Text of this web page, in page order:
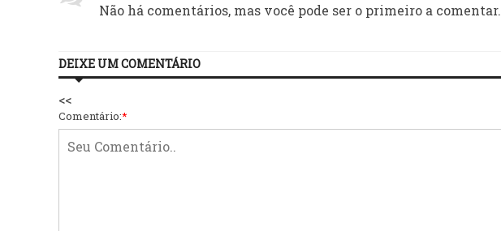
Não há comentários, mas você pode ser o primeiro a comentar.
DEIXE UM COMENTÁRIO
<<
Comentário:*